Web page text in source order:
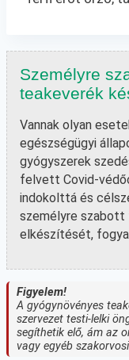
Személyre
teakeverék
Vannak olyan
egészségügyi
gyógyszerek
felvett Covid-
indokolttá és
személyre szabott
elkészítését,
Figyelem!
A gyógynövényes
szervezet testi-lelki
segíthetik elő, ám az
vagy egyéb